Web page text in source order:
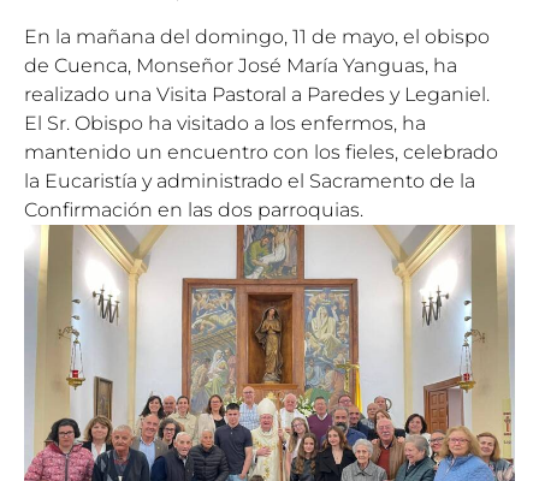
En la mañana del domingo, 11 de mayo, el obispo
de Cuenca, Monseñor José María Yanguas, ha
realizado una Visita Pastoral a Paredes y Leganiel.
El Sr. Obispo ha visitado a los enfermos, ha
mantenido un encuentro con los fieles, celebrado
la Eucaristía y administrado el Sacramento de la
Confirmación en las dos parroquias.